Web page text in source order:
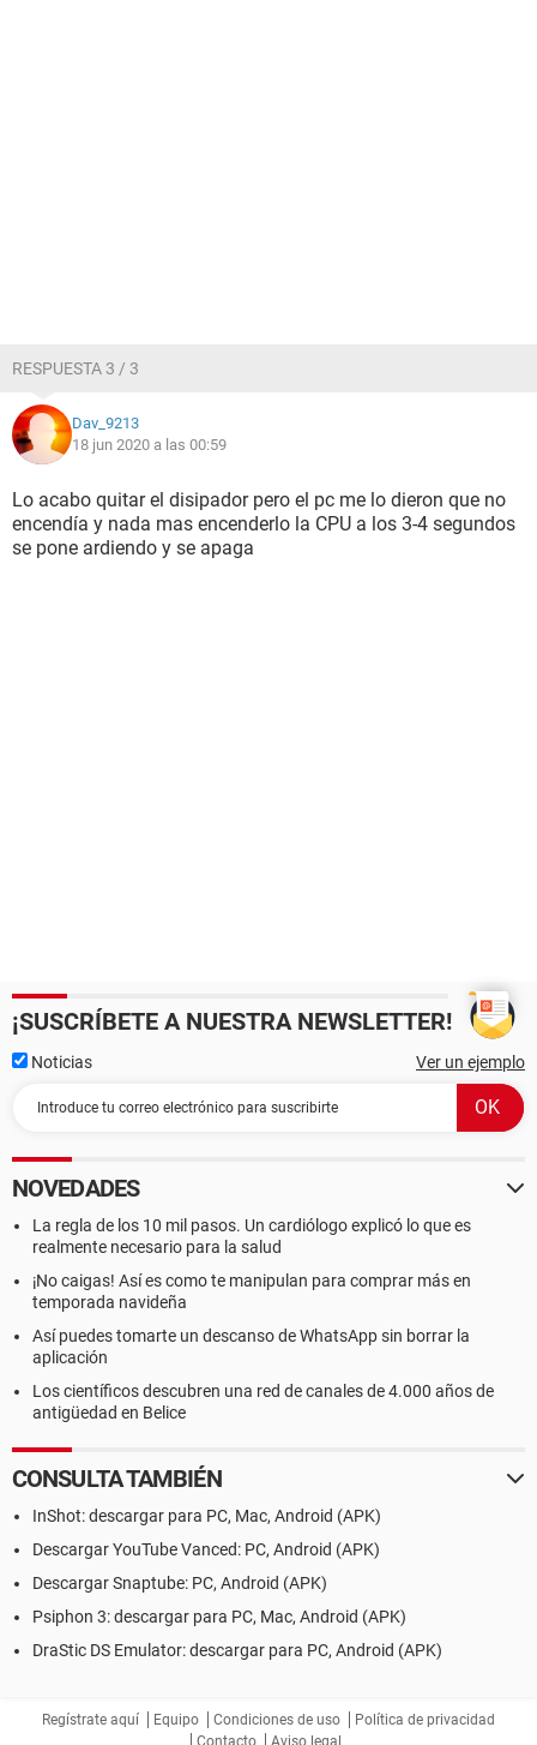
RESPUESTA 3 / 3
Dav_9213
18 jun 2020 a las 00:59
Lo acabo quitar el disipador pero el pc me lo dieron que no
encendía y nada mas encenderlo la CPU a los 3-4 segundos
se pone ardiendo y se apaga
¡SUSCRÍBETE A NUESTRA NEWSLETTER!
Noticias Ver un ejemplo
NOVEDADES
La regla de los 10 mil pasos. Un cardiólogo explicó lo que es
realmente necesario para la salud
¡No caigas! Así es como te manipulan para comprar más en
temporada navideña
Así puedes tomarte un descanso de WhatsApp sin borrar la
aplicación
Los científicos descubren una red de canales de 4.000 años de
antigüedad en Belice
CONSULTA TAMBIÉN
InShot: descargar para PC, Mac, Android (APK)
Descargar YouTube Vanced: PC, Android (APK)
Descargar Snaptube: PC, Android (APK)
Psiphon 3: descargar para PC, Mac, Android (APK)
DraStic DS Emulator: descargar para PC, Android (APK)
Regístrate aquí Equipo Condiciones de uso
Política de privacidad
Contacto
Aviso legal